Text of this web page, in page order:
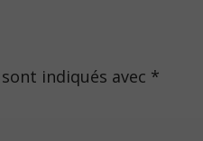
indiqués avec *